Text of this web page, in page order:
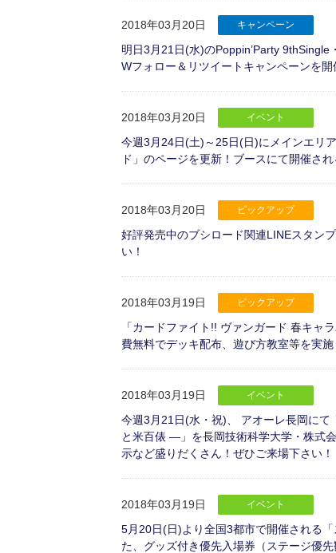
2018年03月20日 キャンペーン
明日3月21日(水)のPoppin’Party
Wフォロー＆リツイートキャンペーンを開
2018年03月20日 イベント
今週3月24日(土)～25日(日)にメインエリ
ド」のページを更新！ブースにて開催さ
2018年03月20日 ピックアップ
好評発売中のブシロード関連LINEスタン
い！
2018年03月19日 ピックアップ
「カードファイト!! ヴァンガード 春キャ
費無料でデッキ配布、遊び方教室等を実
2018年03月19日 イベント
今週3月21日(水・祝)、 アオーレ長岡に
と米百俵 ―」を長岡技術科学大学・株式
示など盛りだくさん！ぜひご来場下さい！
2018年03月19日 イベント
5月20日(日)より全国3都市で開催される
た、グッズ付き優先入場券（ステージ優